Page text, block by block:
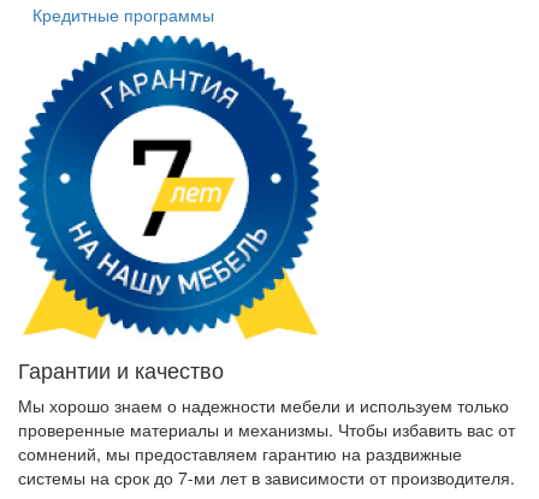
Кредитные программы
Гарантии и качество
Мы хорошо знаем о надежности мебели и используем только
проверенные материалы и механизмы. Чтобы избавить вас от
сомнений, мы предоставляем гарантию на раздвижные
системы на срок до 7-ми лет в зависимости от производителя.